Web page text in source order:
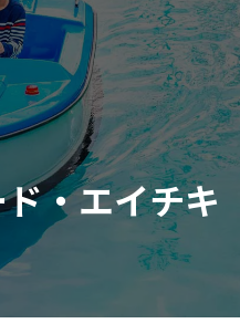
・エイチキ